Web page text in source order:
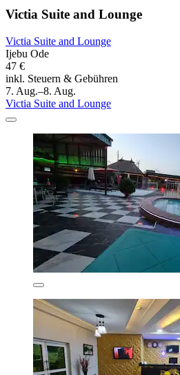
Victia Suite and Lounge
Victia Suite and Lounge
Ijebu Ode
47 €
inkl. Steuern & Gebühren
7. Aug.–8. Aug.
Victia Suite and Lounge